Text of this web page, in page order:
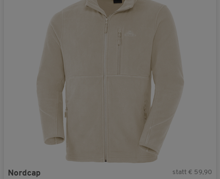
Nordcap statt € 59,90